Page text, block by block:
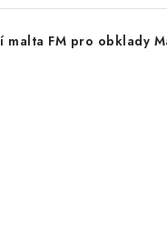
malta FM pro obklady